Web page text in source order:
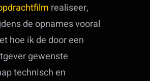
realiseer,
de opnames vooral
hoe ik de door een
gewenste
technisch en